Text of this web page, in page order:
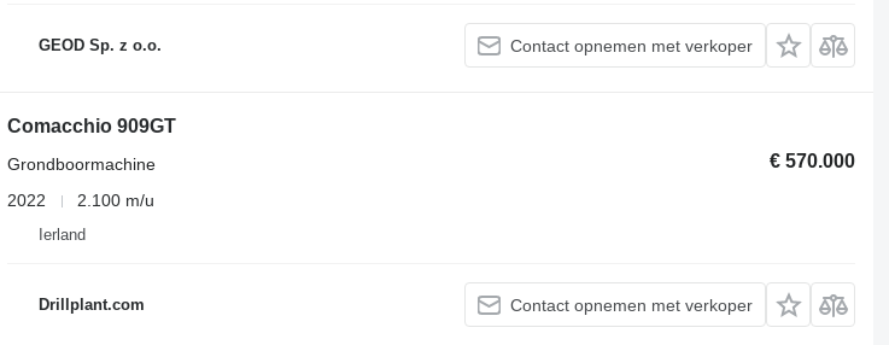
GEOD Sp. z o.o. Contact opnemen met verkoper
Comacchio 909GT
€ 570.000
Grondboormachine
2022
2.100 m/u
Ierland
Drillplant.com Contact opnemen met verkoper